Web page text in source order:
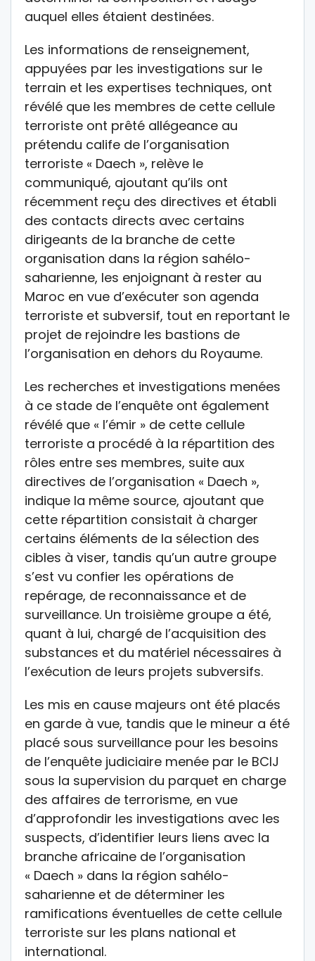
auquel elles étaient destinées.
Les informations de renseignement,
appuyées par les investigations sur le
terrain et les expertises techniques, ont
révélé que les membres de cette cellule
terroriste ont prêté allégeance au
prétendu calife de l’organisation
terroriste « Daech », relève le
communiqué, ajoutant qu’ils ont
récemment reçu des directives et établi
des contacts directs avec certains
dirigeants de la branche de cette
organisation dans la région sahélo-
saharienne, les enjoignant à rester au
Maroc en vue d’exécuter son agenda
terroriste et subversif, tout en reportant le
projet de rejoindre les bastions de
l’organisation en dehors du Royaume.
Les recherches et investigations menées
à ce stade de l’enquête ont également
révélé que « l’émir » de cette cellule
terroriste a procédé à la répartition des
rôles entre ses membres, suite aux
directives de l’organisation « Daech »,
indique la même source, ajoutant que
cette répartition consistait à charger
certains éléments de la sélection des
cibles à viser, tandis qu’un autre groupe
s’est vu confier les opérations de
repérage, de reconnaissance et de
surveillance. Un troisième groupe a été,
quant à lui, chargé de l’acquisition des
substances et du matériel nécessaires à
l’exécution de leurs projets subversifs.
Les mis en cause majeurs ont été placés
en garde à vue, tandis que le mineur a été
placé sous surveillance pour les besoins
de l’enquête judiciaire menée par le BCIJ
sous la supervision du parquet en charge
des affaires de terrorisme, en vue
d’approfondir les investigations avec les
suspects, d’identifier leurs liens avec la
branche africaine de l’organisation
« Daech » dans la région sahélo-
saharienne et de déterminer les
ramifications éventuelles de cette cellule
terroriste sur les plans national et
international.